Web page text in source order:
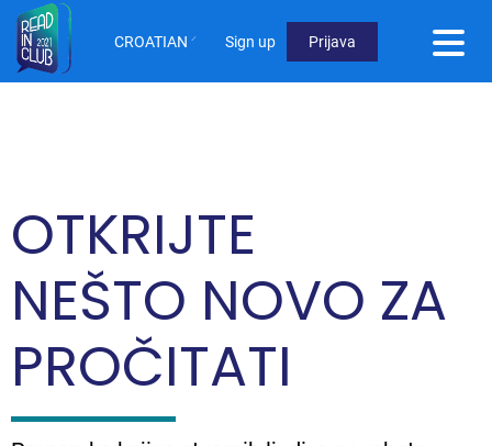
Skoči
glavni
sadržaj
CROATIAN
User
Sign up Prijava
OTKRIJTE
NEŠTO NOVO ZA
PROČITATI